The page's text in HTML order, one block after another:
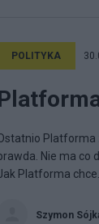
POLITYKA
Platforma
Nie ma co
Platforma chce...
Szymon